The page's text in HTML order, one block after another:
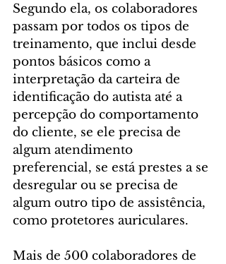
Segundo ela, os colaboradores
passam por todos os tipos de
treinamento, que inclui desde
pontos básicos como a
interpretação da carteira de
identificação do autista até a
percepção do comportamento
do cliente, se ele precisa de
algum atendimento
preferencial, se está prestes a se
desregular ou se precisa de
algum outro tipo de assistência,
como protetores auriculares.
Mais de 500 colaboradores de